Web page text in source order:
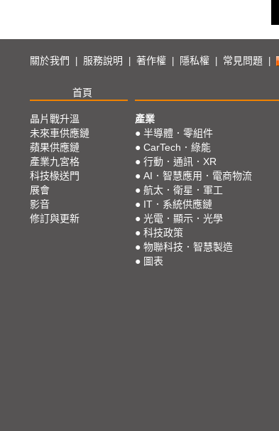
關於我們 服務說明 著作權 隱私權 常見問題
首頁
晶片戰升溫
未來車供應鏈
蘋果供應鏈
產業九宮格
科技椽送門
展會
影音
修訂與更新
產業
● 半導體．零組件
● CarTech．綠能
● 行動．通訊．XR
● AI．智慧應用．電商物流
● 航太．衛星．軍工
● IT．系統供應鏈
● 光電．顯示．光學
● 科技政策
● 物聯科技．智慧製造
● 圖表